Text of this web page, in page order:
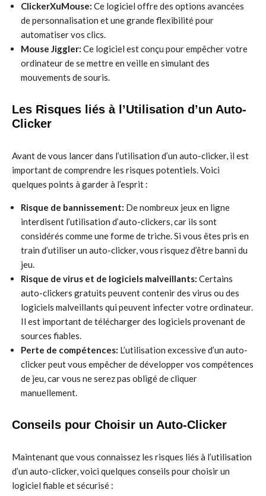
ClickerXuMouse: Ce logiciel offre des options avancées
de personnalisation et une grande flexibilité pour
automatiser vos clics.
Mouse Jiggler: Ce logiciel est conçu pour empêcher votre
ordinateur de se mettre en veille en simulant des
mouvements de souris.
Les Risques liés à l’Utilisation d’un Auto-
Clicker
Avant de vous lancer dans l’utilisation d’un auto-clicker, il est
important de comprendre les risques potentiels. Voici
quelques points à garder à l’esprit :
Risque de bannissement: De nombreux jeux en ligne
interdisent l’utilisation d’auto-clickers, car ils sont
considérés comme une forme de triche. Si vous êtes pris en
train d’utiliser un auto-clicker, vous risquez d’être banni du
jeu.
Risque de virus et de logiciels malveillants: Certains
auto-clickers gratuits peuvent contenir des virus ou des
logiciels malveillants qui peuvent infecter votre ordinateur.
Il est important de télécharger des logiciels provenant de
sources fiables.
Perte de compétences: L’utilisation excessive d’un auto-
clicker peut vous empêcher de développer vos compétences
de jeu, car vous ne serez pas obligé de cliquer
manuellement.
Conseils pour Choisir un Auto-Clicker
Maintenant que vous connaissez les risques liés à l’utilisation
d’un auto-clicker, voici quelques conseils pour choisir un
logiciel fiable et sécurisé :